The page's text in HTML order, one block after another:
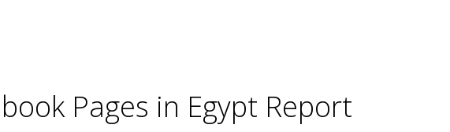
Pages in Egypt Report